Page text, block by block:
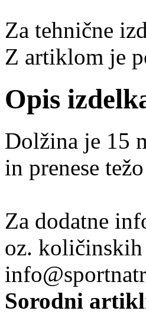
Za tehnične
Z artiklom je
Opis
Dolžina je 15
in prenese
Za dodatne
oz. količinskih
Sorodni